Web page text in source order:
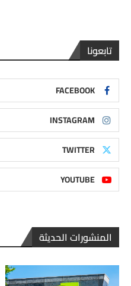
تابعونا
FACEBOOK
INSTAGRAM
TWITTER
YOUTUBE
المنشورات الحديثة